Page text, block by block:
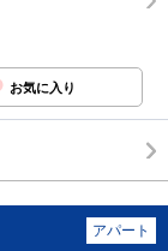
お気に入り
アパート